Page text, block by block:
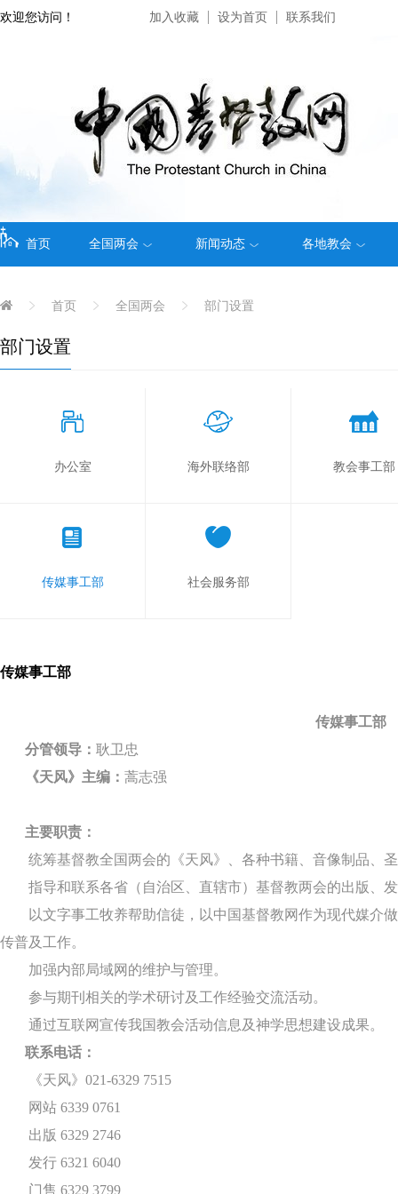
欢迎您访问！ 加入收藏 设为首页 联系我们
首页 全国两会 新闻动态 各地教会
首页 全国两会 部门设置
部门设置
办公室 海外联络部 教会事工部
传媒事工部 社会服务部
传媒事工部
传媒事工部
分管领导： 耿卫忠
《天风》主编： 蒿志强
主要职责：
统筹基督教全国两会的《天风》、各种书籍、音像制品、
指导和联系各省（自治区、直辖市）基督教两会的出版、
以文字事工牧养帮助信徒，以中国基督教网作为现代媒介
传普及工作。
加强内部局域网的维护与管理。
参与期刊相关的学术研讨及工作经验交流活动。
通过互联网宣传我国教会活动信息及神学思想建设成果。
联系电话：
《天风》 021-6329 7515
网站 6339 0761
出版 6329 2746
发行 6321 6040
门售 6329 3799